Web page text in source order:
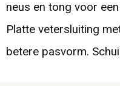
neus en tong voor
Platte vetersluiting
betere pasvorm.